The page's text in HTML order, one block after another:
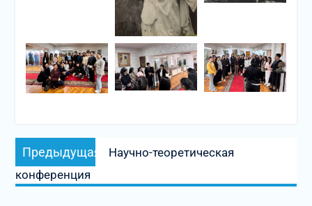
Навигация
по
записям
Предыдущая
запись:
Научно-теоретическая
конференция